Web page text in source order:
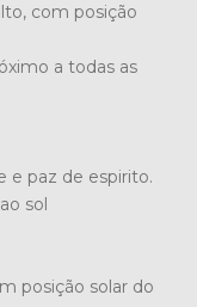
com posição
a todas as
e paz de espirito.
sol
posição solar do